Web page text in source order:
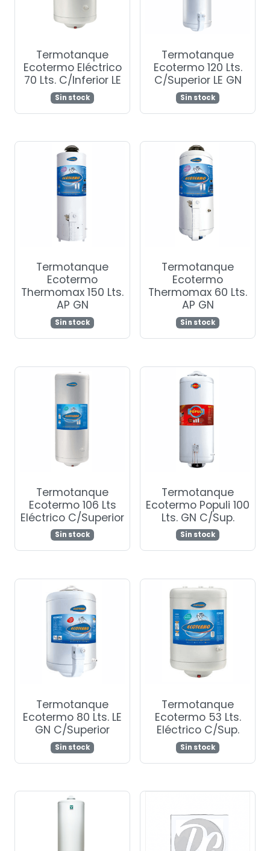
Termotanque
Ecotermo Eléctrico
70 Lts. C/Inferior LE
Sin stock
Termotanque
Ecotermo 120 Lts.
C/Superior LE GN
Sin stock
Termotanque
Ecotermo
Thermomax 150 Lts.
AP GN
Sin stock
Termotanque
Ecotermo
Thermomax 60 Lts.
AP GN
Sin stock
Termotanque
Ecotermo 106 Lts
Eléctrico C/Superior
Sin stock
Termotanque
Ecotermo Populi 100
Lts. GN C/Sup.
Sin stock
Termotanque
Ecotermo 80 Lts. LE
GN C/Superior
Sin stock
Termotanque
Ecotermo 53 Lts.
Eléctrico C/Sup.
Sin stock